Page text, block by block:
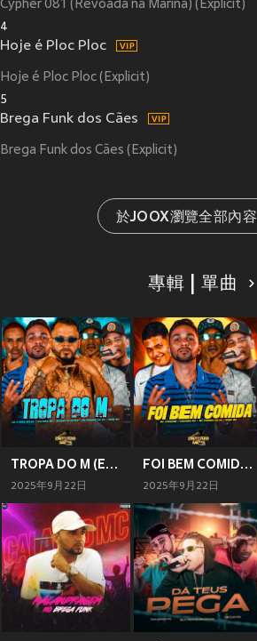
Cypher 081 (Revoada na Marina) (Explicit)
4
Hoje é Ploc Ploc
Hoje é Ploc Ploc (Explicit)
5
Brega Funk dos Cães
Brega Funk dos Cães (Explicit)
於JOOX瀏覽全部內容
專輯 | 單曲
TROPA DO M (Explicit)
2025年9月22日
FOI BEM COMIDA (Explicit)
2025年9月22日